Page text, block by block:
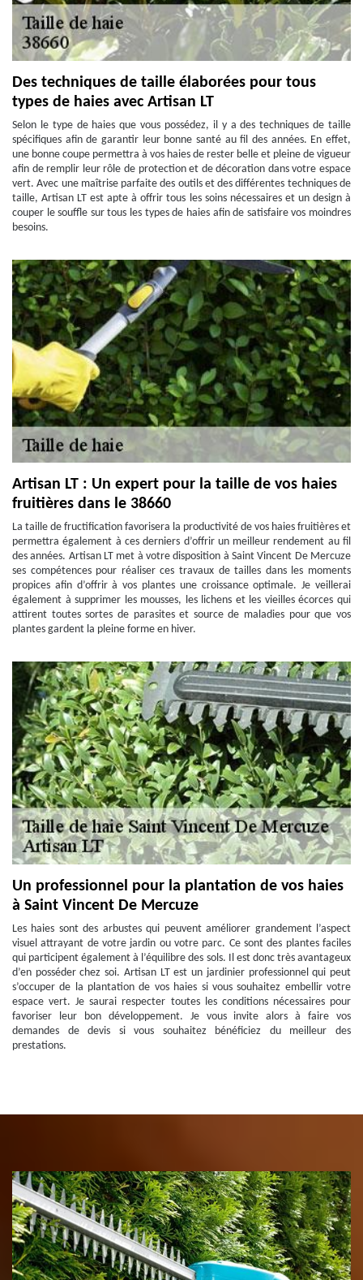
Des techniques de taille élaborées pour tous
types de haies avec Artisan LT
Selon le type de haies que vous possédez, il y a des techniques de taille
spécifiques afin de garantir leur bonne santé au fil des années. En effet,
une bonne coupe permettra à vos haies de rester belle et pleine de vigueur
afin de remplir leur rôle de protection et de décoration dans votre espace
vert. Avec une maîtrise parfaite des outils et des différentes techniques de
taille, Artisan LT est apte à offrir tous les soins nécessaires et un design à
couper le souffle sur tous les types de haies afin de satisfaire vos moindres
besoins.
Artisan LT : Un expert pour la taille de vos haies
fruitières dans le 38660
La taille de fructification favorisera la productivité de vos haies fruitières et
permettra également à ces derniers d’offrir un meilleur rendement au fil
des années. Artisan LT met à votre disposition à Saint Vincent De Mercuze
ses compétences pour réaliser ces travaux de tailles dans les moments
propices afin d’offrir à vos plantes une croissance optimale. Je veillerai
également à supprimer les mousses, les lichens et les vieilles écorces qui
attirent toutes sortes de parasites et source de maladies pour que vos
plantes gardent la pleine forme en hiver.
Un professionnel pour la plantation de vos haies
à Saint Vincent De Mercuze
Les haies sont des arbustes qui peuvent améliorer grandement l’aspect
visuel attrayant de votre jardin ou votre parc. Ce sont des plantes faciles
qui participent également à l’équilibre des sols. Il est donc très avantageux
d’en posséder chez soi. Artisan LT est un jardinier professionnel qui peut
s’occuper de la plantation de vos haies si vous souhaitez embellir votre
espace vert. Je saurai respecter toutes les conditions nécessaires pour
favoriser leur bon développement. Je vous invite alors à faire vos
demandes de devis si vous souhaitez bénéficiez du meilleur des
prestations.